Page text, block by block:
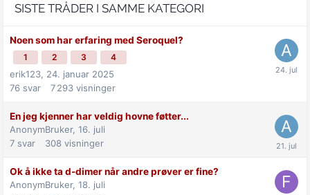
SISTE TRÅDER I SAMME KATEGORI
Noen som har erfaring med Seroquel?
1 2 3 4
erik123, 24. januar 2025
76 svar 7 293 visninger
En jeg kjenner har veldig hovne føtter...
AnonymBruker, 16. juli
7 svar 308 visninger
Ok å ikke ta d-dimer når andre prøver er fine?
AnonymBruker, 18. juli